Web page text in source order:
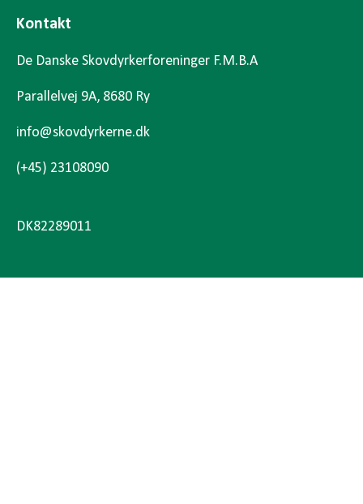
Kontakt
De Danske Skovdyrkerforeninger F.M.B.A
Parallelvej 9A, 8680 Ry
info@skovdyrkerne.dk
(+45) 23108090
DK82289011